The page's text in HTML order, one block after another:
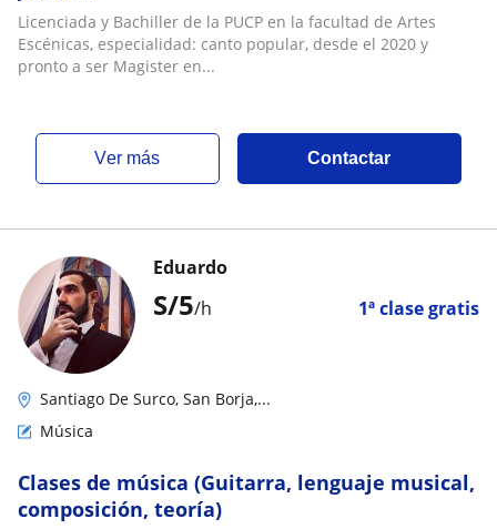
Licenciada y Bachiller de la PUCP en la facultad de Artes
Escénicas, especialidad: canto popular, desde el 2020 y
pronto a ser Magister en...
ver más Contactar
S/5/h 1ª clase gratis
Eduardo
Santiago De Surco, San Borja,...
Música
Clases de música (Guitarra, lenguaje musical,
composición, teoría)